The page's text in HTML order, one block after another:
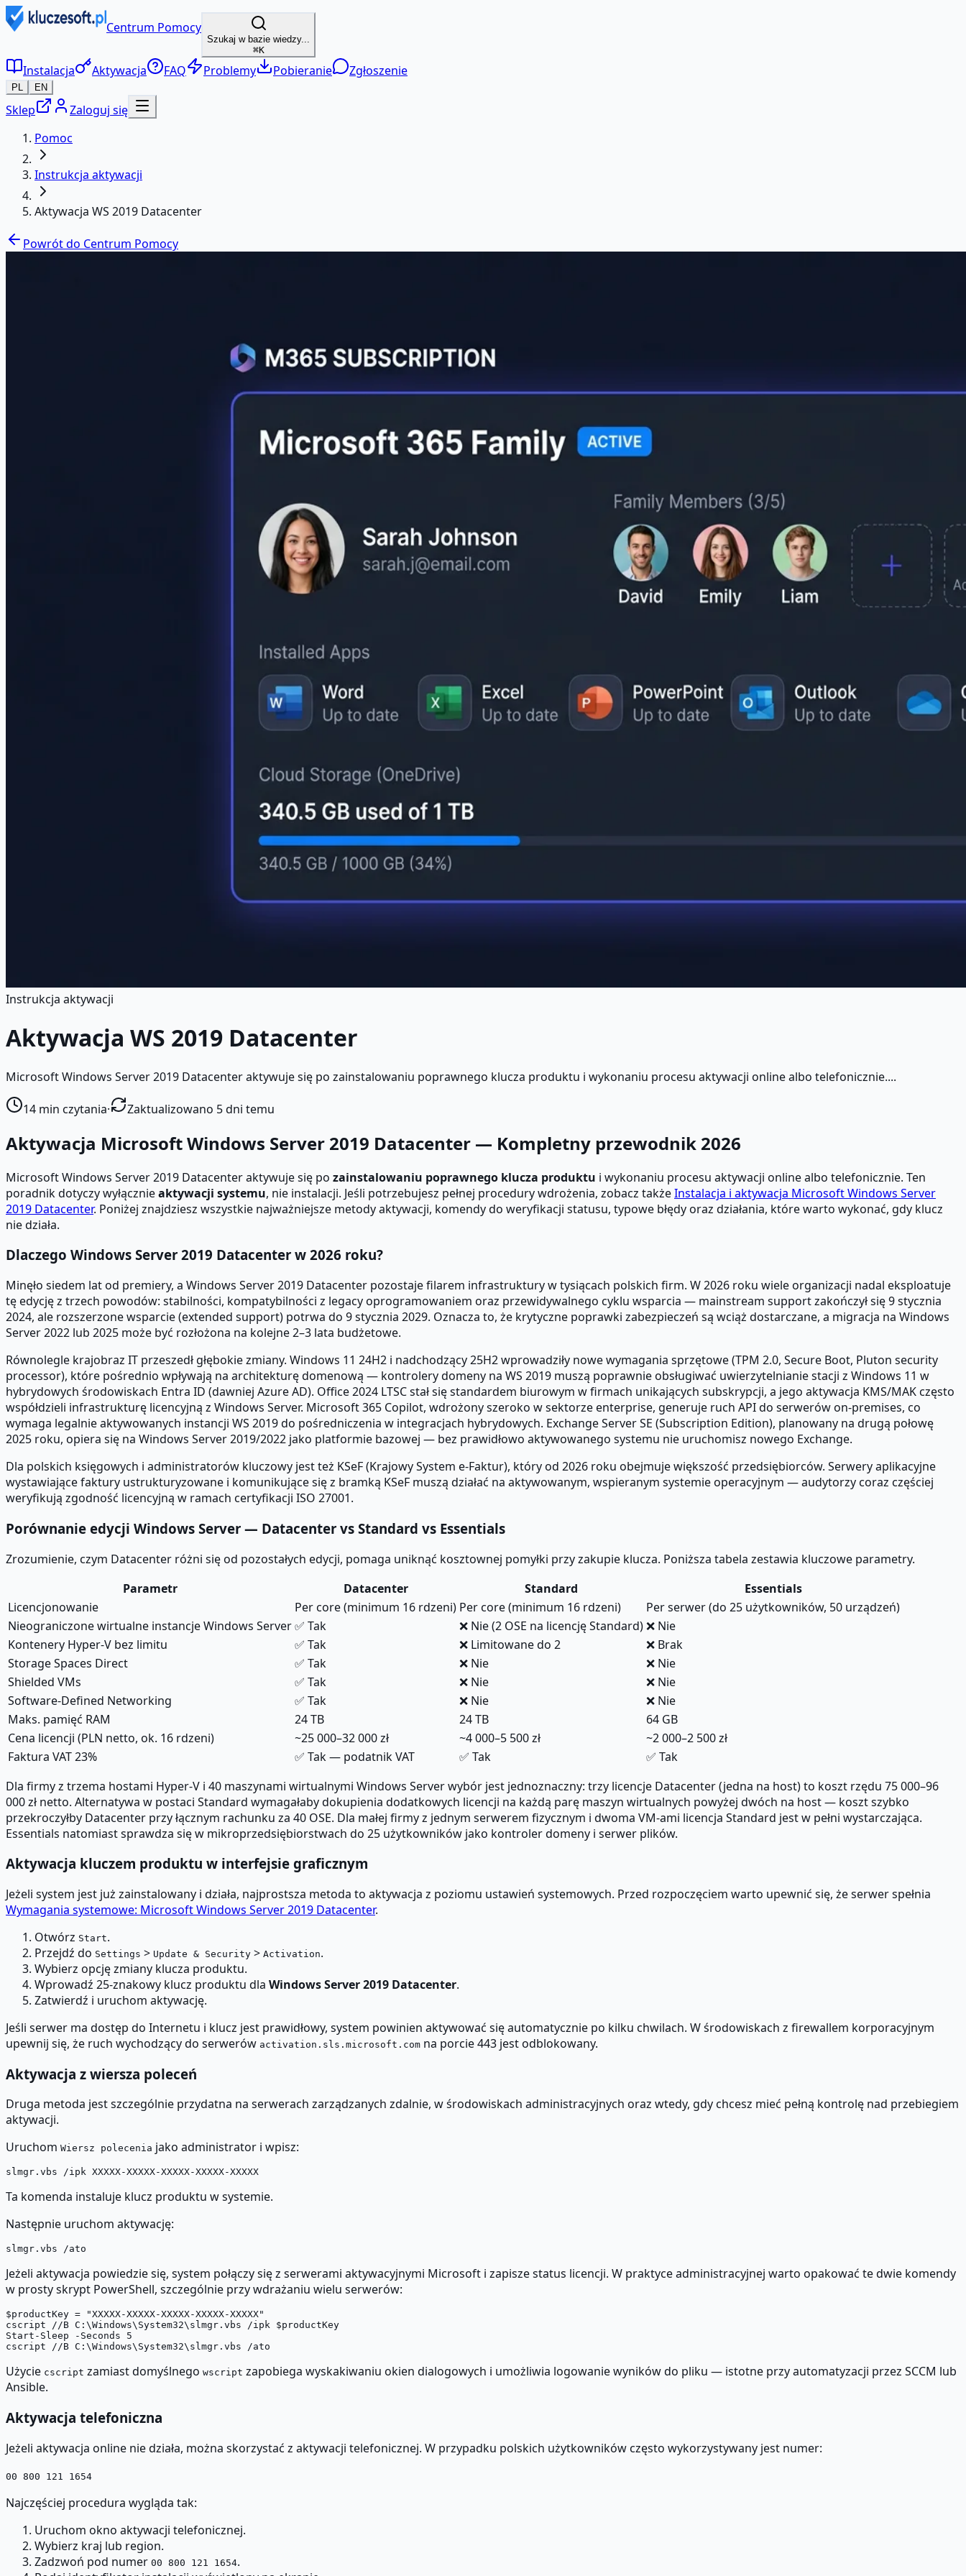
Centrum Pomocy
Szukaj w bazie wiedzy...
⌘K
Instalacja Aktywacja FAQ Problemy Pobieranie Zgłoszenie
PL EN
Sklep
Zaloguj się
Pomoc
Instrukcja aktywacji
Aktywacja WS 2019 Datacenter
Powrót do Centrum Pomocy
Instrukcja aktywacji
Aktywacja WS 2019 Datacenter
Microsoft Windows Server 2019 Datacenter aktywuje się po zainstalowaniu poprawnego klucza produktu i wykonaniu procesu aktywacji online albo telefonicznie....
14 min czytania· Zaktualizowano 5 dni temu
Aktywacja Microsoft Windows Server 2019 Datacenter — Kompletny przewodnik 2026
Microsoft Windows Server 2019 Datacenter aktywuje się po zainstalowaniu poprawnego klucza produktu i wykonaniu procesu aktywacji online albo telefonicznie. Ten
poradnik dotyczy wyłącznieaktywacji systemu, nie instalacji. Jeśli potrzebujesz pełnej procedury wdrożenia, zobacz takżeInstalacja i aktywacja Microsoft Windows Server
2019 Datacenter. Poniżej znajdziesz wszystkie najważniejsze metody aktywacji, komendy do weryfikacji statusu, typowe błędy oraz działania, które warto wykonać, gdy klucz
nie działa.
Dlaczego Windows Server 2019 Datacenter w 2026 roku?
Minęło siedem lat od premiery, a Windows Server 2019 Datacenter pozostaje filarem infrastruktury w tysiącach polskich firm. W 2026 roku wiele organizacji nadal eksploatuje
tę edycję z trzech powodów: stabilności, kompatybilności z legacy oprogramowaniem oraz przewidywalnego cyklu wsparcia — mainstream support zakończył się 9 stycznia
2024, ale rozszerzone wsparcie (extended support) potrwa do 9 stycznia 2029. Oznacza to, że krytyczne poprawki zabezpieczeń są wciąż dostarczane, a migracja na Windows
Server 2022 lub 2025 może być rozłożona na kolejne 2–3 lata budżetowe.
Równolegle krajobraz IT przeszedł głębokie zmiany. Windows 11 24H2 i nadchodzący 25H2 wprowadziły nowe wymagania sprzętowe (TPM 2.0, Secure Boot, Pluton security
processor), które pośrednio wpływają na architekturę domenową — kontrolery domeny na WS 2019 muszą poprawnie obsługiwać uwierzytelnianie stacji z Windows 11 w
hybrydowych środowiskach Entra ID (dawniej Azure AD). Office 2024 LTSC stał się standardem biurowym w firmach unikających subskrypcji, a jego aktywacja KMS/MAK często
współdzieli infrastrukturę licencyjną z Windows Server. Microsoft 365 Copilot, wdrożony szeroko w sektorze enterprise, generuje ruch API do serwerów on-premises, co
wymaga legalnie aktywowanych instancji WS 2019 do pośredniczenia w integracjach hybrydowych. Exchange Server SE (Subscription Edition), planowany na drugą połowę
2025 roku, opiera się na Windows Server 2019/2022 jako platformie bazowej — bez prawidłowo aktywowanego systemu nie uruchomisz nowego Exchange.
Dla polskich księgowych i administratorów kluczowy jest też KSeF (Krajowy System e-Faktur), który od 2026 roku obejmuje większość przedsiębiorców. Serwery aplikacyjne
wystawiające faktury ustrukturyzowane i komunikujące się z bramką KSeF muszą działać na aktywowanym, wspieranym systemie operacyjnym — audytorzy coraz częściej
weryfikują zgodność licencyjną w ramach certyfikacji ISO 27001.
Porównanie edycji Windows Server — Datacenter vs Standard vs Essentials
Zrozumienie, czym Datacenter różni się od pozostałych edycji, pomaga uniknąć kosztownej pomyłki przy zakupie klucza. Poniższa tabela zestawia kluczowe parametry.
Parametr
Datacenter Standard
Essentials
Licencjonowanie
Per core (minimum 16 rdzeni) Per core (minimum 16 rdzeni)
Per serwer (do 25 użytkowników, 50 urządzeń)
Nieograniczone wirtualne instancje Windows Server✅ Tak ❌ Nie (2 OSE na licencję Standard)❌ Nie
Kontenery Hyper-V bez limitu
✅ Tak ❌ Limitowane do 2
❌ Brak
Storage Spaces Direct
✅ Tak ❌ Nie
❌ Nie
Shielded VMs
✅ Tak ❌ Nie
❌ Nie
Software-Defined Networking
✅ Tak ❌ Nie
❌ Nie
Maks. pamięć RAM
24 TB 24 TB
64 GB
Cena licencji (PLN netto, ok. 16 rdzeni)
~25 000–32 000 zł ~4 000–5 500 zł
~2 000–2 500 zł
Faktura VAT 23%
✅ Tak — podatnik VAT ✅ Tak
✅ Tak
Dla firmy z trzema hostami Hyper-V i 40 maszynami wirtualnymi Windows Server wybór jest jednoznaczny: trzy licencje Datacenter (jedna na host) to koszt rzędu 75 000–96
000 zł netto. Alternatywa w postaci Standard wymagałaby dokupienia dodatkowych licencji na każdą parę maszyn wirtualnych powyżej dwóch na host — koszt szybko
przekroczyłby Datacenter przy łącznym rachunku za 40 OSE. Dla małej firmy z jednym serwerem fizycznym i dwoma VM-ami licencja Standard jest w pełni wystarczająca.
Essentials natomiast sprawdza się w mikroprzedsiębiorstwach do 25 użytkowników jako kontroler domeny i serwer plików.
Aktywacja kluczem produktu w interfejsie graficznym
Jeżeli system jest już zainstalowany i działa, najprostsza metoda to aktywacja z poziomu ustawień systemowych. Przed rozpoczęciem warto upewnić się, że serwer spełnia
Wymagania systemowe: Microsoft Windows Server 2019 Datacenter.
Otwórz Start.
Przejdź do Settings > Update & Security > Activation.
Wybierz opcję zmiany klucza produktu.
Wprowadź 25-znakowy klucz produktu dla Windows Server 2019 Datacenter.
Zatwierdź i uruchom aktywację.
Jeśli serwer ma dostęp do Internetu i klucz jest prawidłowy, system powinien aktywować się automatycznie po kilku chwilach. W środowiskach z firewallem korporacyjnym
upewnij się, że ruch wychodzący do serwerów activation.sls.microsoft.com na porcie 443 jest odblokowany.
Aktywacja z wiersza poleceń
Druga metoda jest szczególnie przydatna na serwerach zarządzanych zdalnie, w środowiskach administracyjnych oraz wtedy, gdy chcesz mieć pełną kontrolę nad przebiegiem
aktywacji.
Uruchom Wiersz polecenia jako administrator i wpisz:
Ta komenda instaluje klucz produktu w systemie.
Następnie uruchom aktywację:
Jeżeli aktywacja powiedzie się, system połączy się z serwerami aktywacyjnymi Microsoft i zapisze status licencji. W praktyce administracyjnej warto opakować te dwie komendy
w prosty skrypt PowerShell, szczególnie przy wdrażaniu wielu serwerów:
$productKey = "XXXXX-XXXXX-XXXXX-XXXXX-XXXXX"
cscript //B C:\Windows\System32\slmgr.vbs /ipk $productKey
Start-Sleep -Seconds 5
Użycie cscript zamiast domyślnego wscript zapobiega wyskakiwaniu okien dialogowych i umożliwia logowanie wyników do pliku — istotne przy automatyzacji przez SCCM lub
Ansible.
Aktywacja telefoniczna
Jeżeli aktywacja online nie działa, można skorzystać z aktywacji telefonicznej. W przypadku polskich użytkowników często wykorzystywany jest numer:
00 800 121 1654
Najczęściej procedura wygląda tak:
Uruchom okno aktywacji telefonicznej.
Wybierz kraj lub region.
Zadzwoń pod numer 00 800 121 1654.